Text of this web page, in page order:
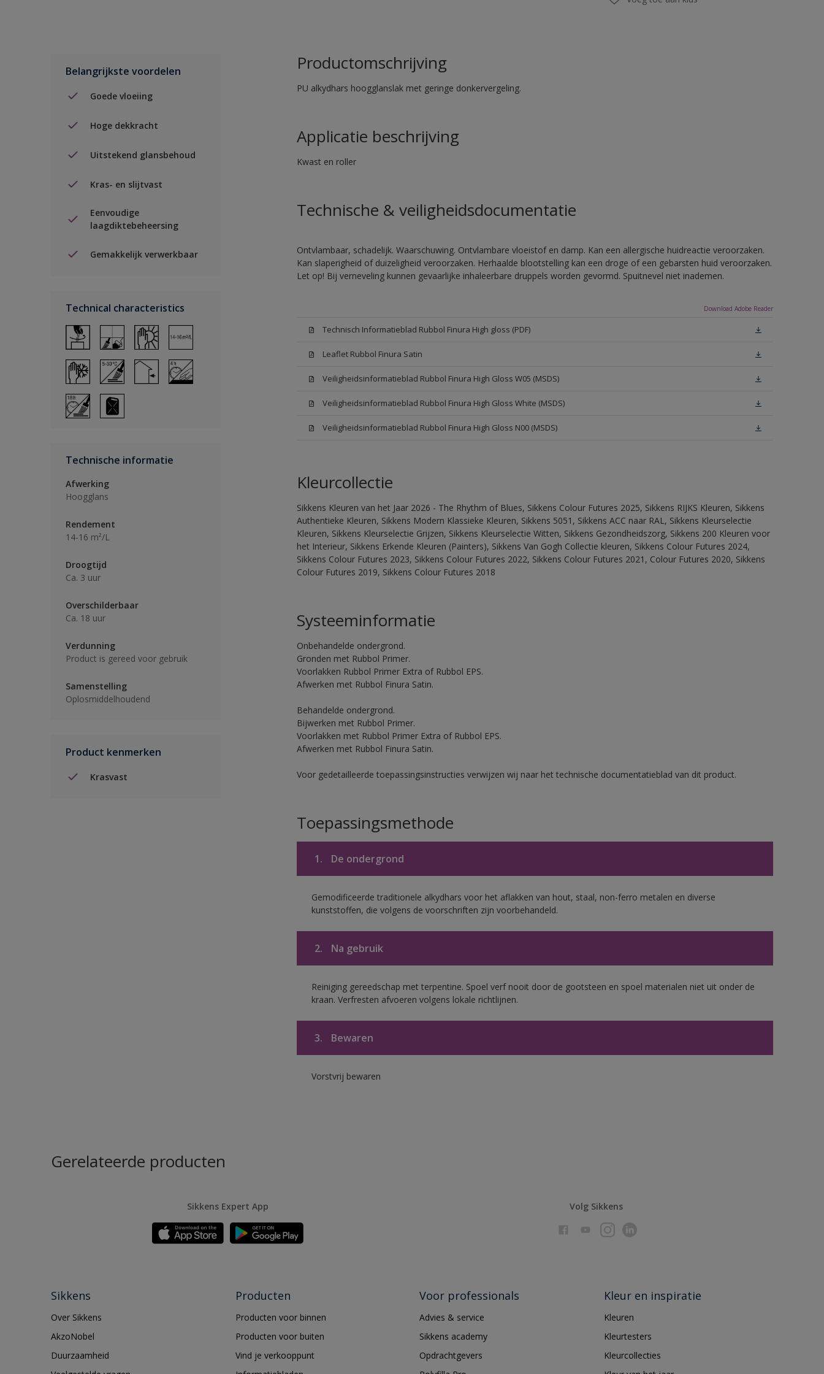
Belangrijkste voordelen
Goede vloeiing
Hoge dekkracht
Uitstekend glansbehoud
Kras- en slijtvast
Eenvoudige
laagdiktebeheersing
Gemakkelijk verwerkbaar
Technical characteristics
Technische informatie
Afwerking
Hoogglans
Rendement
14-16 m²/L
Droogtijd
Ca. 3 uur
Overschilderbaar
Ca. 18 uur
Verdunning
Product is gereed voor gebruik
Samenstelling
Oplosmiddelhoudend
Product kenmerken
Krasvast
Productomschrijving
PU alkydhars hoogglanslak met geringe donkervergeling.
Applicatie beschrijving
Kwast en roller
Technische & veiligheidsdocumentatie
Ontvlambaar, schadelijk. Waarschuwing. Ontvlambare vloeistof en damp. Kan een allergische huidreactie veroorzaken.
Kan slaperigheid of duizeligheid veroorzaken. Herhaalde blootstelling kan een droge of een gebarsten huid veroorzaken.
Let op! Bij verneveling kunnen gevaarlijke inhaleerbare druppels worden gevormd. Spuitnevel niet inademen.
Download Adobe Reader
Technisch Informatieblad Rubbol Finura High gloss (PDF)
Leaflet Rubbol Finura Satin
Veiligheidsinformatieblad Rubbol Finura High Gloss W05 (MSDS)
Veiligheidsinformatieblad Rubbol Finura High Gloss White (MSDS)
Veiligheidsinformatieblad Rubbol Finura High Gloss N00 (MSDS)
Kleurcollectie
Sikkens Kleuren van het Jaar 2026 - The Rhythm of Blues, Sikkens Colour Futures 2025, Sikkens RIJKS Kleuren, Sikkens
Authentieke Kleuren, Sikkens Modern Klassieke Kleuren, Sikkens 5051, Sikkens ACC naar RAL, Sikkens Kleurselectie
Kleuren, Sikkens Kleurselectie Grijzen, Sikkens Kleurselectie Witten, Sikkens Gezondheidszorg, Sikkens 200 Kleuren voor
het Interieur, Sikkens Erkende Kleuren (Painters), Sikkens Van Gogh Collectie kleuren, Sikkens Colour Futures 2024,
Sikkens Colour Futures 2023, Sikkens Colour Futures 2022, Sikkens Colour Futures 2021, Colour Futures 2020, Sikkens
Colour Futures 2019, Sikkens Colour Futures 2018
Systeeminformatie
Onbehandelde ondergrond.
Gronden met Rubbol Primer.
Voorlakken Rubbol Primer Extra of Rubbol EPS.
Afwerken met Rubbol Finura Satin.
Behandelde ondergrond.
Bijwerken met Rubbol Primer.
Voorlakken met Rubbol Primer Extra of Rubbol EPS.
Afwerken met Rubbol Finura Satin.
Voor gedetailleerde toepassingsinstructies verwijzen wij naar het technische documentatieblad van dit product.
Toepassingsmethode
1. De ondergrond
Gemodificeerde traditionele alkydhars voor het aflakken van hout, staal, non-ferro metalen en diverse
kunststoffen, die volgens de voorschriften zijn voorbehandeld.
2. Na gebruik
Reiniging gereedschap met terpentine. Spoel verf nooit door de gootsteen en spoel materialen niet uit onder de
kraan. Verfresten afvoeren volgens lokale richtlijnen.
3. Bewaren
Vorstvrij bewaren
Gerelateerde producten
Sikkens Expert App Volg Sikkens
Sikkens
Over Sikkens
AkzoNobel
Duurzaamheid
Producten
Producten voor binnen
Producten voor buiten
Vind je verkooppunt
Voor professionals
Advies & service
Sikkens academy
Opdrachtgevers
Kleur en inspiratie
Kleuren
Kleurtesters
Kleurcollecties